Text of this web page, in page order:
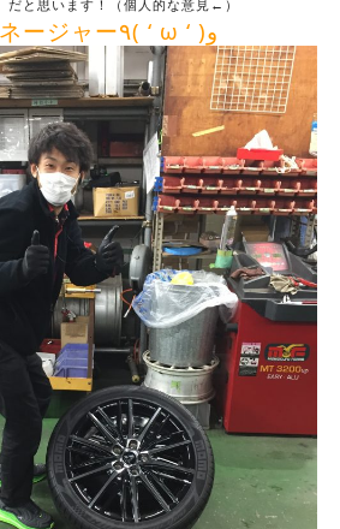
だと思います！（個人的な意見←）
小〇マネージャー٩( ‘ ω ‘ )و